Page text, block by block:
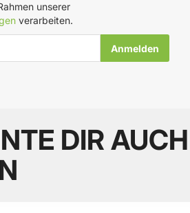
unserer
verarbeiten.
DIR AUCH